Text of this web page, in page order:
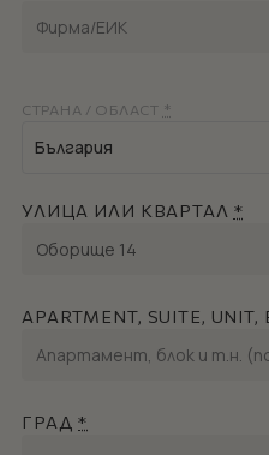
СТРАНА / ОБЛАСТ *
България
УЛИЦА ИЛИ КВАРТАЛ *
APARTMENT, SUITE,
ГРАД*